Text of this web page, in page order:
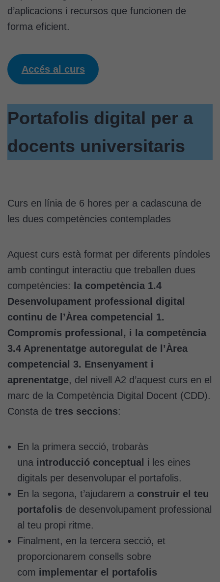
d’aplicacions i recursos que funcionen de
forma eficient.
Accés al curs
Portafolis digital per a
docents universitaris
Curs en línia de 6 hores per a cadascuna de
les dues competències contemplades
Aquest curs està format per diferents píndoles
amb contingut interactiu que treballen dues
competències:
la competència 1.4
Desenvolupament professional digital
continu de l’Àrea competencial 1.
Compromís professional, i la competència
3.4 Aprenentatge autoregulat de l’Àrea
competencial 3. Ensenyament i
aprenentatge, del nivell A2 d’aquest curs en el
marc de la Competència Digital Docent (CDD).
Consta de tres seccions:
En la primera secció, trobaràs
una introducció conceptual i les eines
digitals per desenvolupar el portafolis.
En la segona, t’ajudarem a construir el teu
portafolis de desenvolupament professional
al teu propi ritme.
Finalment, en la tercera secció, et
proporcionarem consells sobre
com implementar el portafolis
màrqueting
directament,
bé per mitjà
de tercers
(“adservers”).
Compartir els
vostres
navegueu,
permet més
personalitzats.
Necessàries
per a
continguts
incrustats com
YouTube,
Genially, etc...